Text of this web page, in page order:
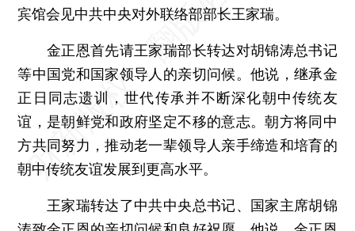
宾馆会见中共中央对外联络部部长王家瑞。
金正恩首先请王家瑞部长转达对胡锦涛总书记
等中国党和国家领导人的亲切问候。他说，继承金
正日同志遗训，世代传承并不断深化朝中传统友
谊，是朝鲜党和政府坚定不移的意志。朝方将同中
方共同努力，推动老一辈领导人亲手缔造和培育的
朝中传统友谊发展到更高水平。
王家瑞转达了中共中央总书记、国家主席胡锦